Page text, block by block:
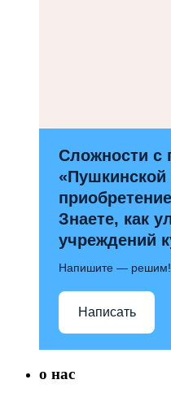
Сложности с
Знаете, как
учреждений
Напишите — решим!
Написать
о нас